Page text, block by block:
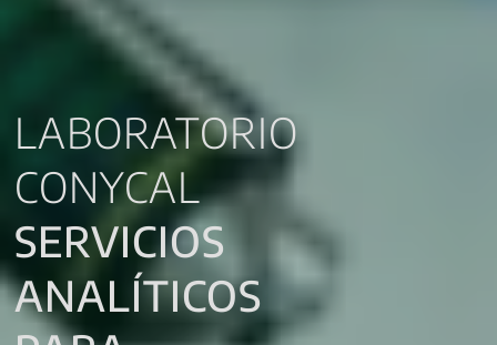
LABORATORIO
CONYCAL
SERVICIOS
ANALÍTICOS